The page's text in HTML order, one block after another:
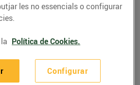
quiche de
i salmó
les no essencials o configurar
Política de Cookies.
Configurar